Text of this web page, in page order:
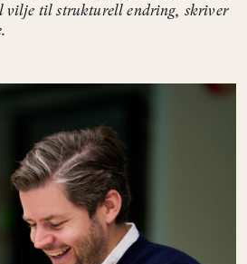
vilje til strukturell endring, skriver